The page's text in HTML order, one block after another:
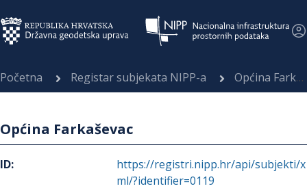
Početna Registar subjekata NIPP-a Općina Farkaševac
Općina Farkaševac
ID:
https://registri.nipp.hr/api/subjekti/x
ml/?identifier=0119